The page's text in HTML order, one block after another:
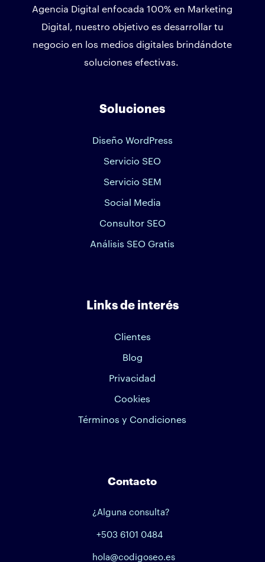
Agencia Digital enfocada 100% en Marketing
Digital, nuestro objetivo es desarrollar tu
negocio en los medios digitales brindándote
soluciones efectivas.
Soluciones
Diseño WordPress
Servicio SEO
Servicio SEM
Social Media
Consultor SEO
Análisis SEO Gratis
Links de interés
Clientes
Blog
Privacidad
Cookies
Términos y Condiciones
Contacto
¿Alguna consulta?
+503 6101 0484
hola@codigoseo.es